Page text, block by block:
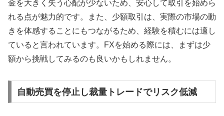
金を大きく失う心配が少ないため、安心して取引を始めら
れる点が魅力的です。また、少額取引は、実際の市場の動
きを体感することにもつながるため、経験を積むには適し
ていると言われています。FXを始める際には、まずは少
額から挑戦してみるのも良いかもしれません。
自動売買を停止し裁量トレードでリスク低減